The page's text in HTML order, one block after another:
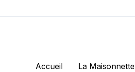
Accueil La Maisonnette